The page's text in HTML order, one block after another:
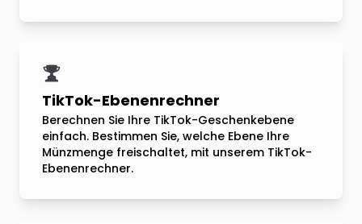
TikTok-Ebenenrechner
Berechnen Sie Ihre TikTok-Geschenkebene
einfach. Bestimmen Sie, welche Ebene Ihre
Münzmenge freischaltet, mit unserem TikTok-
Ebenenrechner.